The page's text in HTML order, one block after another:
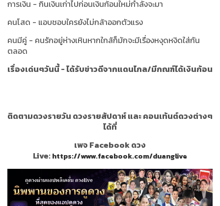
การเงิน - กินเงินเก่าไปก่อนเงินก้อนใหม่กำลังจะมา
คนโสด - แอบชอบใครยังไม่กล้าออกตัวแรง
คนมีคู่ - คนรักอยู่ห่างเหินหากใกล้ก็มักจะมีเรื่องหงุดหงิดใส่กัน
ตลอด
เรื่องเด่นๆวันนี้ - ได้รับข่าวดีจากแดนไกล/มีกณฑ์ได้เงินก้อน
ติดตามดวงรายวัน ดวงรายสัปดาห์ และ คอนเท้นต์ดวงต่างๆ
ได้ที่
เพจ Facebook ดวง
Live:https://www.facebook.com/duanglive